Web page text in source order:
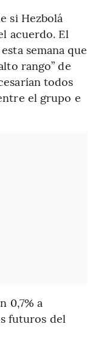
si Hezbolá
acuerdo. El
semana que
rango” de
todos
el grupo e
0,7% a
futuros del